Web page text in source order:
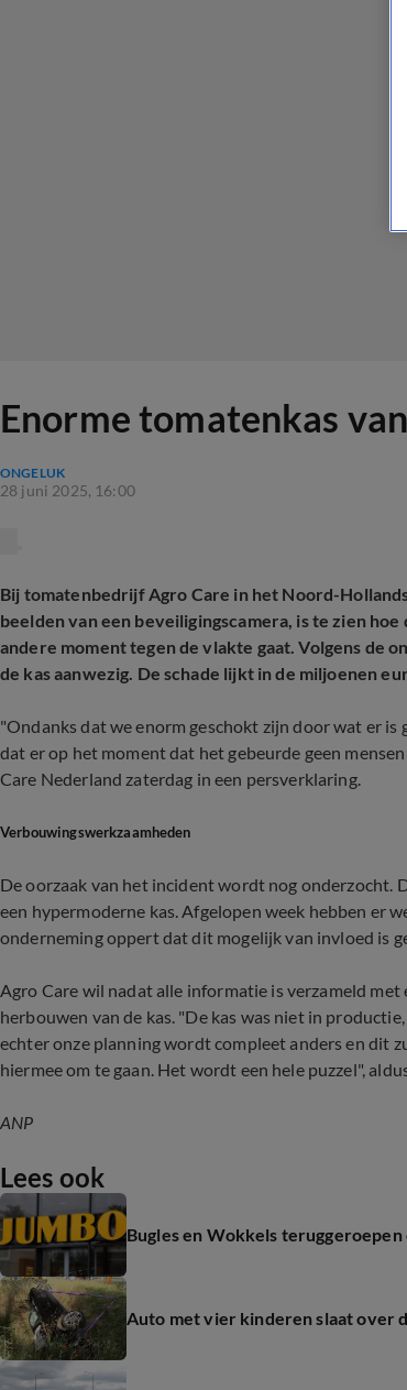
Enorme tomatenkas
ONGELUK
28 juni 2025, 16:00
Bij tomatenbedrijf Agro Care in het Noord-
beelden van een beveiligingscamera, is te zien
andere moment tegen de vlakte gaat. Volgens de
de kas aanwezig. De schade lijkt in de miljoenen
"Ondanks dat we enorm geschokt zijn door wat er is
dat er op het moment dat het gebeurde geen
Care Nederland zaterdag in een persverklaring.
Verbouwingswerkzaamheden
De oorzaak van het incident wordt nog onderzocht.
een hypermoderne kas. Afgelopen week hebben er
onderneming oppert dat dit mogelijk van invloed is
Agro Care wil nadat alle informatie is verzameld
herbouwen van de kas. "De kas was niet in
echter onze planning wordt compleet anders en dit
hiermee om te gaan. Het wordt een hele puzzel",
ANP
Lees ook
Bugles en Wokkels
Auto met vier kinderen slaat over